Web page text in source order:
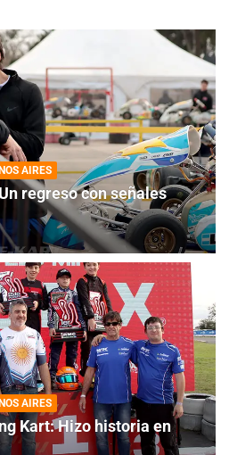
AIRES
regreso con señales
AIRES
Kart: Hizo historia en